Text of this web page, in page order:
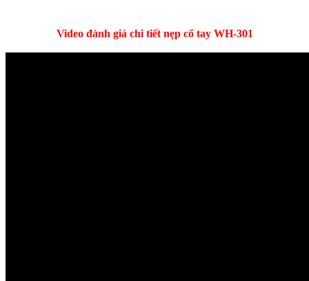
Video đánh giá chi tiết nẹp cổ tay WH-301